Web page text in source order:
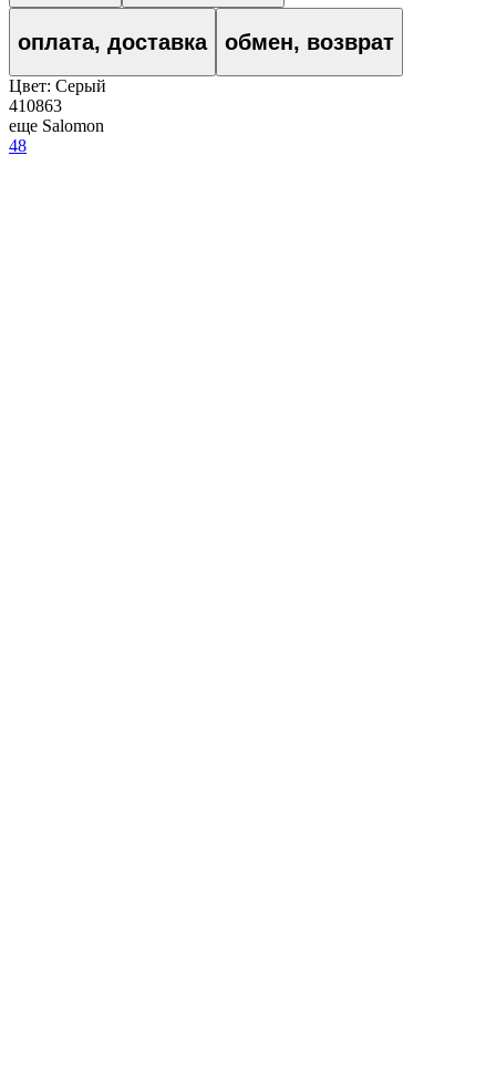
оплата, доставка обмен, возврат
Цвет: Серый
410863
еще Salomon
48